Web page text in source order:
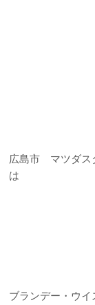
広島市 マツダス
は
ブランデー・ウ